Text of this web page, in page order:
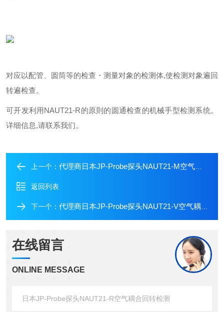
对应以配管、圆筒等的检查・测量对象的检测体,使检测对象遍回
转遍检查。
可开发利用NAUT21-R的原則的圆通检查的机械手型检测系统。
详细信息,请联系我们。
上一个： 代理商日本JP-Probe探头NAUT21-M空气耦合探头检测
返回列表
下一个： 代理商日本JP-Probe探头NAUT21-V空气耦合回转检测
在线留言
ONLINE MESSAGE